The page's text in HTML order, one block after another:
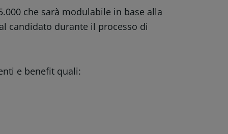
che sarà modulabile in base alla
candidato durante il processo di
e benefit quali: